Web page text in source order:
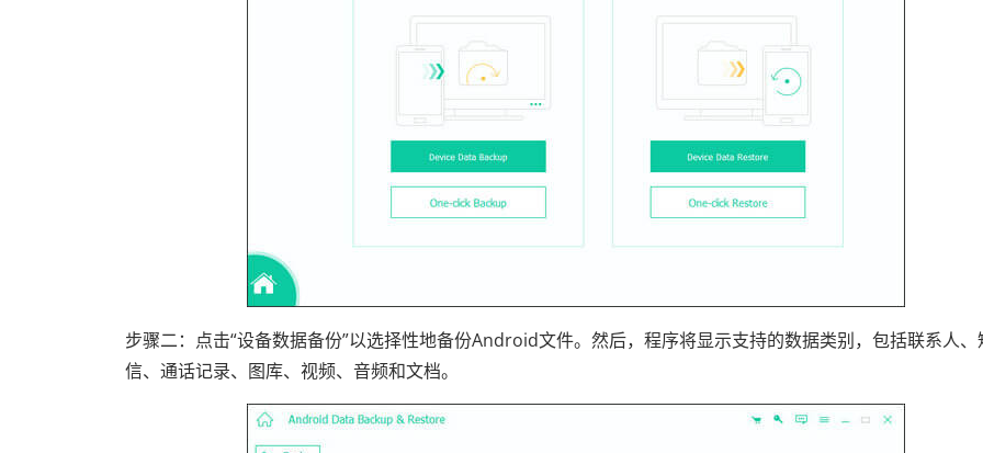
步骤二：点击“设备数据备份”以选择性地备份Android文件。然后，程序将显示支持的数据类别，包括联系人、
信、通话记录、图库、视频、音频和文档。